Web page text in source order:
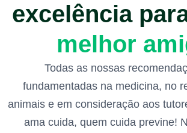
excelência
melhor
Todas as nossas
fundamentadas na medicina, no
animais e em consideração aos
ama cuida, quem cuida previne!